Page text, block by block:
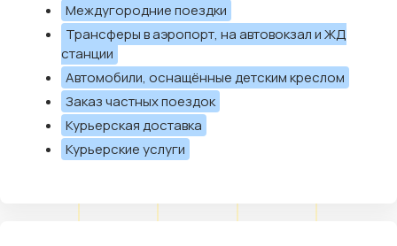
Междугородние поездки
Трансферы в аэропорт, на автовокзал и ЖД
станции
Автомобили, оснащённые детским креслом
Заказ частных поездок
Курьерская доставка
Курьерские услуги